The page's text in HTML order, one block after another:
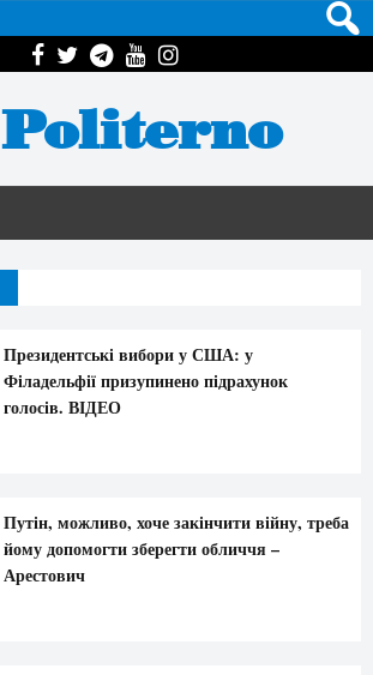
Politerno
Президентські вибори у США: у
Філадельфії призупинено підрахунок
голосів. ВІДЕО
Путін, можливо, хоче закінчити війну, треба
йому допомогти зберегти обличчя –
Арестович